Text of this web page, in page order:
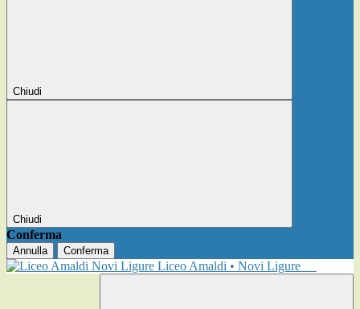
Chiudi
Chiudi
Conferma
Annulla Conferma
Liceo Amaldi • Novi Ligure